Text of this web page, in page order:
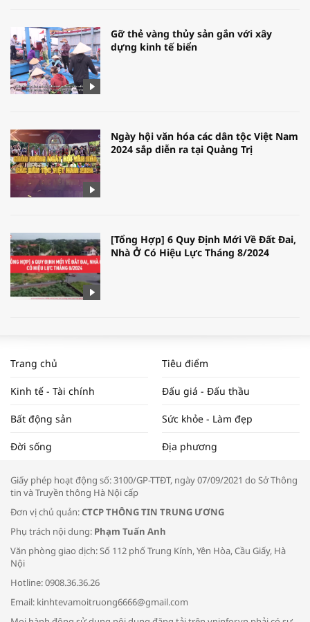
Gỡ thẻ vàng thủy sản gắn với xây
dựng kinh tế biển
Ngày hội văn hóa các dân tộc Việt Nam
2024 sắp diễn ra tại Quảng Trị
[Tổng Hợp] 6 Quy Định Mới Về Đất Đai,
Nhà Ở Có Hiệu Lực Tháng 8/2024
NAM NĂM 2024 VÀ NĂM 2025 | NHỊP
ĐẬP THỊ TRƯỜNG #62
Tọa đàm “Xúc tiến thương mại: Khơi
Bác sĩ tư vấn cách phòng tránh bệnh
đường hô hấp trong thời tiết giao mùa
Trang chủ Tiêu điểm
Kinh tế - Tài chính Đấu giá - Đấu thầu
Bất động sản Sức khỏe - Làm đẹp
Đời sống Địa phương
Giấy phép hoạt động số: 3100/GP-TTĐT, ngày 07/09/2021 do Sở Thông
tin và Truyền thông Hà Nội cấp
Đơn vị chủ quản:CTCP THÔNG TIN TRUNG ƯƠNG
Phụ trách nội dung: Phạm Tuấn Anh
Văn phòng giao dịch: Số 112 phố Trung Kính, Yên Hòa, Cầu Giấy, Hà
Nội
Hotline: 0908.36.36.26
Email: kinhtevamoitruong6666@gmail.com